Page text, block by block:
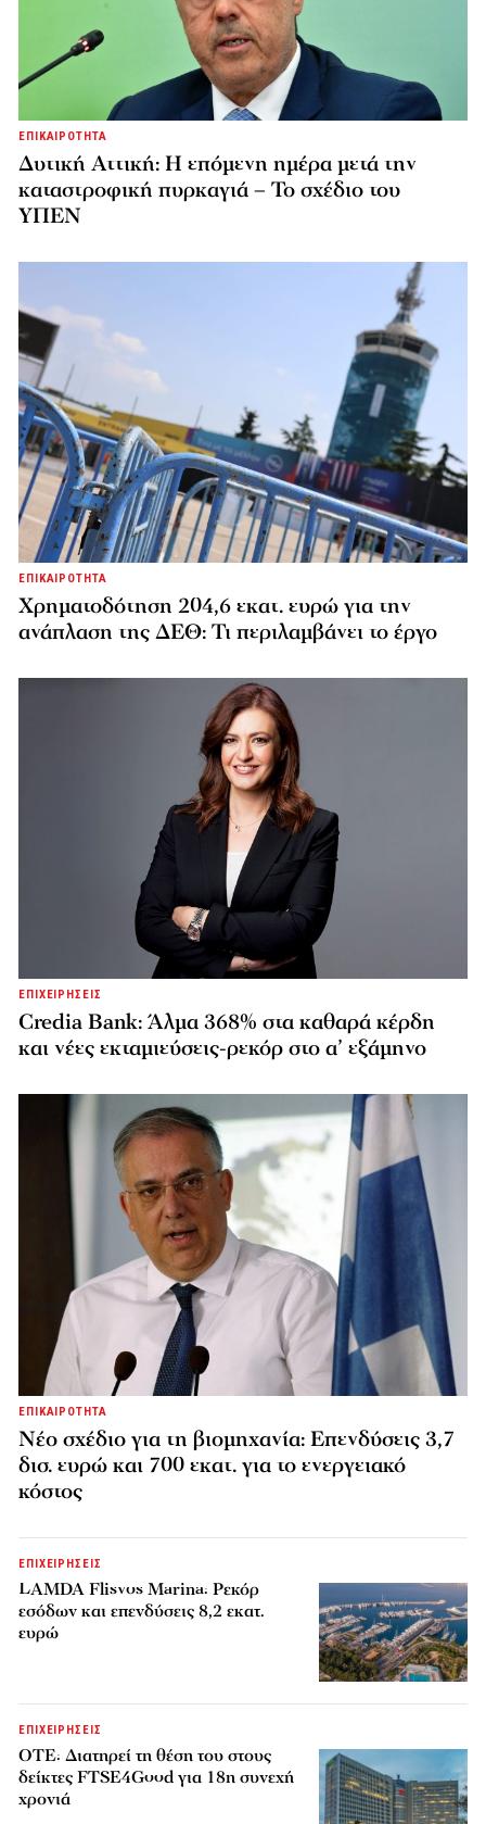
ΕΠΙΚΑΙΡΟΤΗΤΑ
Δυτική Αττική: Η επόμενη ημέρα μετά την
καταστροφική πυρκαγιά – Το σχέδιο του
ΥΠΕΝ
ΕΠΙΚΑΙΡΟΤΗΤΑ
Χρηματοδότηση 204,6 εκατ. ευρώ για την
ανάπλαση της ΔΕΘ: Τι περιλαμβάνει το έργο
ΕΠΙΧΕΙΡΗΣΕΙΣ
Credia Bank: Άλμα 368% στα καθαρά κέρδη
και νέες εκταμιεύσεις-ρεκόρ στο α’ εξάμηνο
ΕΠΙΚΑΙΡΟΤΗΤΑ
Νέο σχέδιο για τη βιομηχανία: Επενδύσεις 3,7
δισ. ευρώ και 700 εκατ. για το ενεργειακό
κόστος
ΕΠΙΧΕΙΡΗΣΕΙΣ
LAMDA Flisvos Marina: Ρεκόρ
εσόδων και επενδύσεις 8,2 εκατ.
ευρώ
ΕΠΙΧΕΙΡΗΣΕΙΣ
ΟΤΕ: Διατηρεί τη θέση του στους
δείκτες FTSE4Good για 18η συνεχή
χρονιά